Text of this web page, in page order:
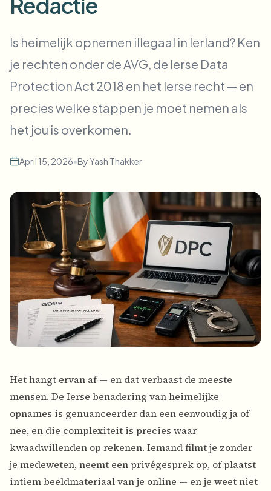
Video-intelligentie
Verwerk veel video’s in één keer
Bulk gezichtsvervaging
Alles vervagen
Enterprise-zones, beleid en beoordeling
API & SDK
Uploads, taken en webhooks automatiseren
Contactformulier
Achtergrondverwijdering in bulk
Is heimelijk opnemen illegaal in Ierland? Ken
je rechten onder de AVG, de Ierse Data
Protection Act 2018 en het Ierse recht — en
precies welke stappen je moet nemen als
het jou is overkomen.
April 15, 2026•ByYash Thakker
Het hangt ervan af — en dat verbaast de meeste
mensen. De Ierse benadering van heimelijke
opnames is genuanceerder dan een eenvoudig ja of
nee, en die complexiteit is precies waar
kwaadwillenden op rekenen. Iemand filmt je zonder
je medeweten, neemt een privégesprek op, of plaatst
intiem beeldmateriaal van je online — en je weet niet